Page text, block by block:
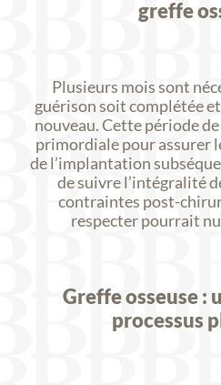
greffe
Plusieurs mois sont
guérison soit complétée
nouveau. Cette période
primordiale pour assurer
de l’implantation
de suivre l’intégralité
contraintes post-
respecter pourrait
Greffe osseuse :
processus